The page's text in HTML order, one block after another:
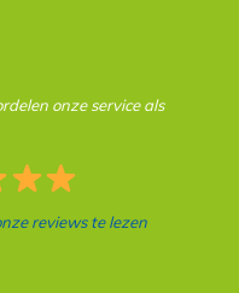
onze service als
reviews te lezen